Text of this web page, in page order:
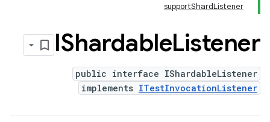
supportShardListener
IShardableListener
public interface IShardableListener
implements ITestInvocationListener